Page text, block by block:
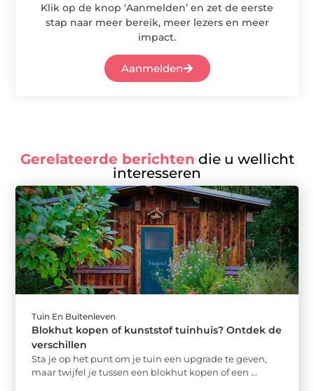
Klik op de knop ‘Aanmelden’ en zet de eerste
stap naar meer bereik, meer lezers en meer
impact.
Aanmelden
Gerelateerde berichten die u wellicht
interesseren
Tuin En Buitenleven
Blokhut kopen of kunststof tuinhuis? Ontdek de
verschillen
Sta je op het punt om je tuin een upgrade te geven,
maar twijfel je tussen een blokhut kopen of een ...